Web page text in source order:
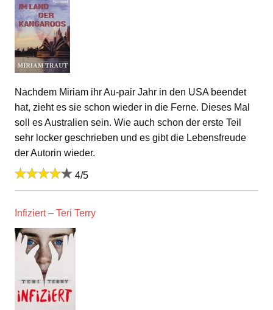
Nachdem Miriam ihr Au-pair Jahr in den USA beendet
hat, zieht es sie schon wieder in die Ferne. Dieses Mal
soll es Australien sein. Wie auch schon der erste Teil
sehr locker geschrieben und es gibt die Lebensfreude
der Autorin wieder.
4/5
Infiziert – Teri Terry